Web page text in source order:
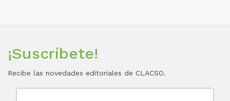
¡Suscríbete!
Recibe las novedades editoriales de CLACSO.